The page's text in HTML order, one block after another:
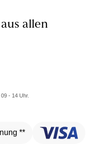
allen
- 14 Uhr.
**